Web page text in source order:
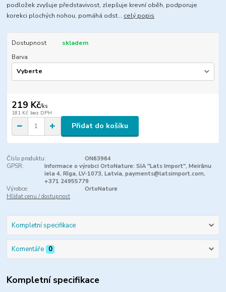
podložek zvyšuje představivost, zlepšuje krevní oběh, podporuje
korekci plochých nohou, pomáhá odst... celý popis
Dostupnost
skladem
Barva
219 Kč/ks
181 Kč bez DPH
Přidat do košíku
Číslo produktu:
ON63964
GPSR:
Informace o výrobci OrtoNature: SIA "Lats Import", Meirānu
iela 4, Rīga, LV-1073, Latvia, payments@latsimport.com,
+371 24955779
Výrobce:
OrtoNature
Hlídat cenu / dostupnost
Kompletní specifikace
Komentáře 0
Kompletní specifikace